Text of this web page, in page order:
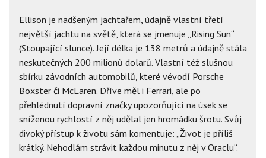
Ellison je nadšeným jachtařem, údajně vlastní třetí
největší jachtu na světě, která se jmenuje „Rising Sun“
(Stoupající slunce). Její délka je 138 metrů a údajně stála
neskutečných 200 milionů dolarů. Vlastní též slušnou
sbírku závodních automobilů, které vévodí Porsche
Boxster či McLaren. Dříve měl i Ferrari, ale po
přehlédnutí dopravní značky upozorňující na úsek se
sníženou rychlostí z něj udělal jen hromádku šrotu. Svůj
divoký přístup k životu sám komentuje: „Život je příliš
krátký. Nehodlám strávit každou minutu z něj v Oraclu“.